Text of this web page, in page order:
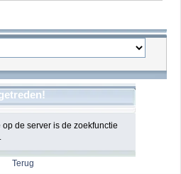
de server is de zoekfunctie
Terug